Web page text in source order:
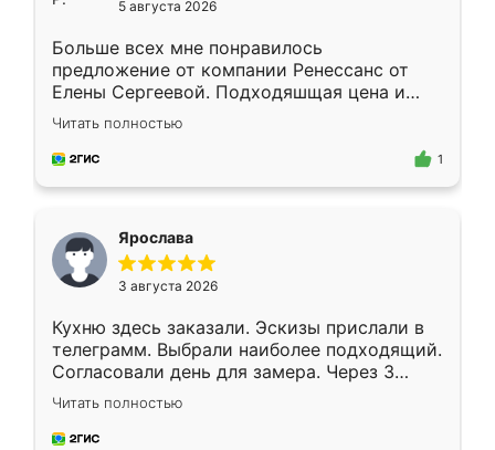
5 августа 2026
Больше всех мне понравилось
предложение от компании Ренессанс от
Елены Сергеевой. Подходяшщая цена и
короткие сроки изготовления. Приехавший
для замера сотрудник Владислав
предложил по моему эскизу самый
Читать полностью
1
Ярослава
3 августа 2026
Кухню здесь заказали. Эскизы прислали в
телеграмм. Выбрали наиболее подходящий.
Согласовали день для замера. Через 3
недели кухня была уже готова. Остались
довольны работой. Спасибо Ренессанс
мебель за качественную работу!
Читать полностью